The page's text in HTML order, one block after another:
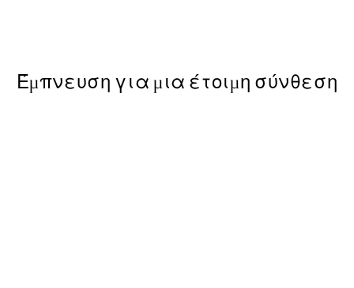
Έμπνευση για μια έτοιμη σύνθεση